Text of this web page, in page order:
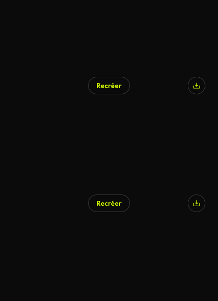
Recréer
Recréer